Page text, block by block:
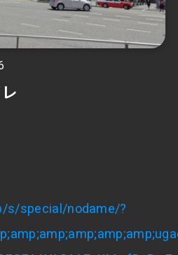
s/special/nodame/?